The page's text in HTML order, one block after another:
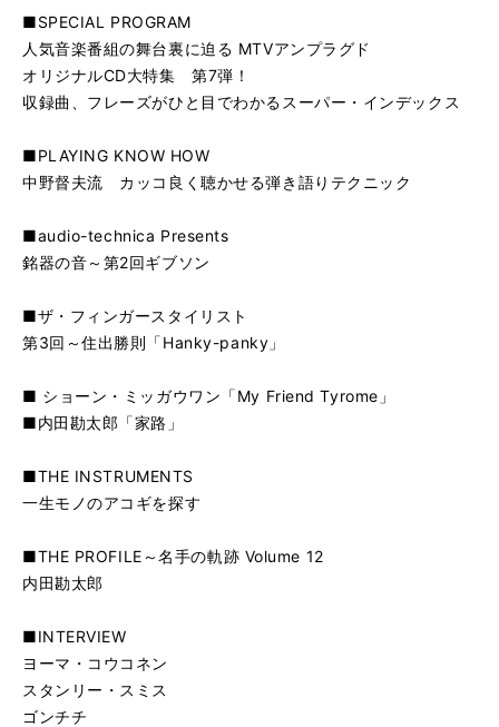
■SPECIAL PROGRAM
人気音楽番組の舞台裏に迫る MTVアンプラグド
オリジナルCD大特集 第7弾！
収録曲、フレーズがひと目でわかるスーパー・インデックス
■PLAYING KNOW HOW
中野督夫流 カッコ良く聴かせる弾き語りテクニック
■audio-technica Presents
銘器の音～第2回ギブソン
■ザ・フィンガースタイリスト
第3回～住出勝則「Hanky-panky」
■ ショーン・ミッガウワン「My Friend Tyrome」
■内田勘太郎「家路」
■THE INSTRUMENTS
一生モノのアコギを探す
■THE PROFILE～名手の軌跡 Volume 12
内田勘太郎
■INTERVIEW
ヨーマ・コウコネン
スタンリー・スミス
ゴンチチ